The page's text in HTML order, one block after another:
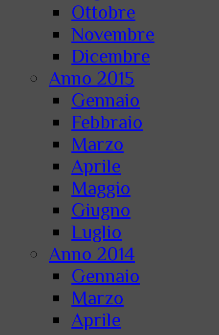
Ottobre
Novembre
Dicembre
Anno 2015
Gennaio
Febbraio
Marzo
Aprile
Maggio
Giugno
Luglio
Anno 2014
Gennaio
Marzo
Aprile